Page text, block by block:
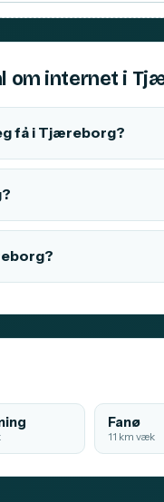
om internet i
få i Tjæreborg?
Fanø
11 km væk